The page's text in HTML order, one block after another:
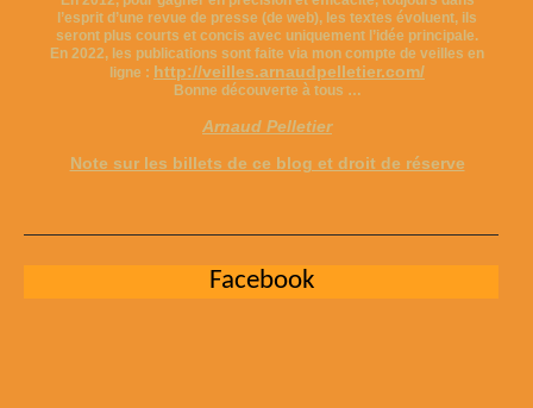
l’esprit d’une revue de presse (de web), les textes évoluent, ils
seront plus courts et concis avec uniquement l’idée principale.
En 2022, les publications sont faite via mon compte de veilles en
ligne : http://veilles.arnaudpelletier.com/
Bonne découverte à tous …
Arnaud Pelletier
Note sur les billets de ce blog et droit de réserve
Facebook